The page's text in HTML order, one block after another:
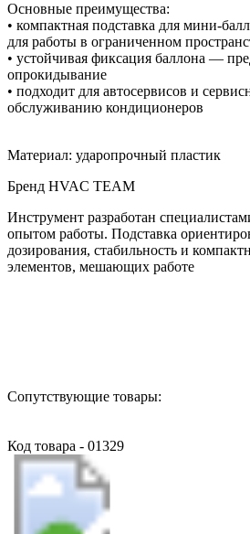
Основные преимущества:
• компактная подставка для мини-
для работы в ограниченном
• устойчивая фиксация баллона —
опрокидывание
• подходит для автосервисов и
обслуживанию кондиционеров
Материал: ударопрочный пластик
Бренд HVAC TEAM
Инструмент разработан
опытом работы. Подставка
дозирования, стабильность и
элементов, мешающих работе
Сопутствующие товары:
Код товара - 01329